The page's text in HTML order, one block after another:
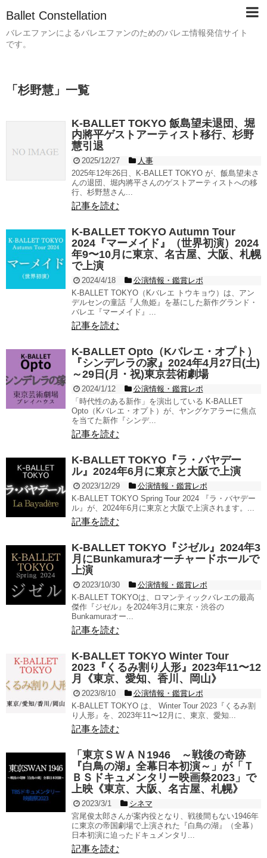
Ballet Constellation
バレエファンによるバレエファンのためのバレエ情報発信サイト
です。
「杉野慧 」 一覧
K-BALLET TOKYO 飯島望未退団、堀
内將平ゲストアーティスト移行、杉野
慧引退
2025/12/27
人事
2025年12年26日、K-BALLET TOKYO が、飯島望未さ
んの退団、堀内將平さんのゲストアーティストへの移
行、杉野慧さん...
記事を読む
K-BALLET TOKYO Autumn Tour
2024『マーメイド』（世界初演）2024
年9〜10月に東京、名古屋、大阪、札幌
で上演
2024/4/18
公演情報・鑑賞レポ
K-BALLET TOKYO（Kバレエ トウキョウ）は、アン
デルセンの童話『人魚姫』を基にした新作グランド・
バレエ『マーメイド』...
記事を読む
K-BALLET Opto（Kバレエ・オプト）
『シンデレラの家』2024年4月27日(土)
～29日(月・祝)東京芸術劇場
2024/1/12
公演情報・鑑賞レポ
「時代性のある新作」を演出している K-BALLET
Opto（Kバレエ・オプト）が、ヤングケアラーに焦点
を当てた新作『シンデ...
記事を読む
K-BALLET TOKYO『ラ・バヤデー
ル』2024年6月に東京と大阪で上演
2023/12/29
公演情報・鑑賞レポ
K-BALLET TOKYO Spring Tour 2024 『ラ・バヤデー
ル』が、2024年6月に東京と大阪で上演されます。...
記事を読む
K-BALLET TOKYO『ジゼル』2024年3
月にBunkamuraオーチャードホールで
上演
2023/10/30
公演情報・鑑賞レポ
K-BALLET TOKYOは、ロマンティックバレエの最高
傑作『ジゼル』を2024年3月に東京・渋谷の
Bunkamuraオー...
記事を読む
K-BALLET TOKYO Winter Tour
2023『くるみ割り人形』2023年11〜12
月《東京、愛知、香川、岡山》
2023/8/10
公演情報・鑑賞レポ
K-BALLET TOKYO は、 Winter Tour 2023『くるみ割
り人形』を、2023年11〜12月に、東京、愛知...
記事を読む
「東京ＳＷＡＮ1946 ～戦後の奇跡
『白鳥の湖』全幕日本初演～」が「Ｔ
ＢＳドキュメンタリー映画祭2023」で
上映《東京、大阪、名古屋、札幌》
2023/3/1
シネマ
宮尾俊太郎さんが案内役となり、戦後間もない1946年
に東京の帝国劇場で上演された『白鳥の湖』（全幕）
日本初演に迫ったドキュメンタリ...
記事を読む